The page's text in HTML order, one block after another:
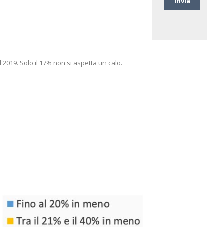
Solo il 17% non si aspetta un calo.